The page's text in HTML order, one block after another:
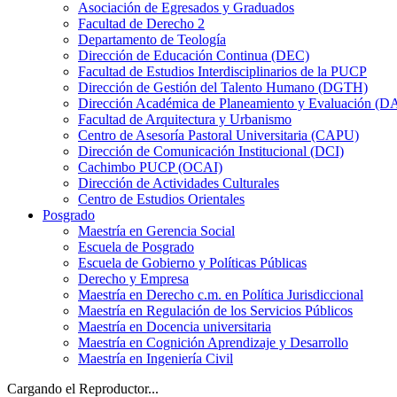
Asociación de Egresados y Graduados
Facultad de Derecho 2
Departamento de Teología
Dirección de Educación Continua (DEC)
Facultad de Estudios Interdisciplinarios de la PUCP
Dirección de Gestión del Talento Humano (DGTH)
Dirección Académica de Planeamiento y Evaluación
Facultad de Arquitectura y Urbanismo
Centro de Asesoría Pastoral Universitaria (CAPU)
Dirección de Comunicación Institucional (DCI)
Cachimbo PUCP (OCAI)
Dirección de Actividades Culturales
Centro de Estudios Orientales
Posgrado
Maestría en Gerencia Social
Escuela de Posgrado
Escuela de Gobierno y Políticas Públicas
Derecho y Empresa
Maestría en Derecho c.m. en Política Jurisdiccional
Maestría en Regulación de los Servicios Públicos
Maestría en Docencia universitaria
Maestría en Cognición Aprendizaje y Desarrollo
Maestría en Ingeniería Civil
Cargando el Reproductor...